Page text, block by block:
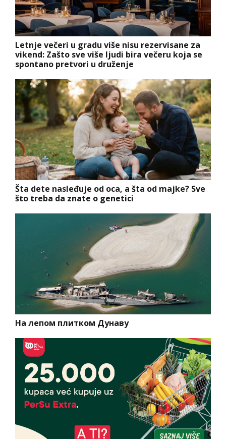
Letnje večeri u gradu više nisu rezervisane za
vikend: Zašto sve više ljudi bira večeru koja se
spontano pretvori u druženje
Šta dete nasleđuje od oca, a šta od majke? Sve
što treba da znate o genetici
На лепом плитком Дунаву